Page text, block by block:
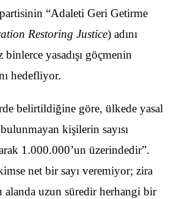
“Adaleti Geri Getirme
Restoring Justice) adını
yasadışı göçmenin
hedefliyor.
belirtildiğine göre, ülkede yasal
kişilerin sayısı
1.000.000’un üzerindedir”.
net bir sayı veremiyor; zira
alanda uzun süredir herhangi bir